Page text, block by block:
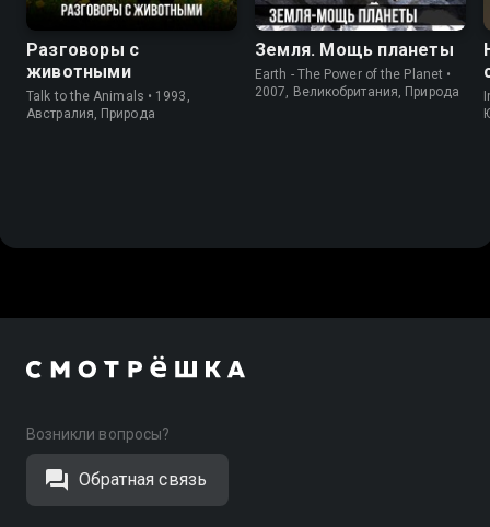
Разговоры с
животными
Talk to the Animals • 1993,
Австралия, Природа
Земля. Мощь планеты
Earth - The Power of the Planet •
2007, Великобритания, Природа
Возникли вопросы?
Обратная связь